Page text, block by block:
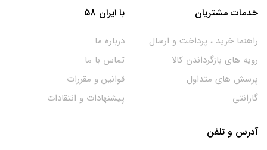
خدمات مشتریان
راهنما خرید ، پرداخت و ارسال
رویه های بازگرداندن کالا
پرسش های متداول
گارانتی
با ایران 58
درباره ما
تماس با ما
قوانین و مقررات
پیشنهادات و انتقادات
آدرس و تلفن